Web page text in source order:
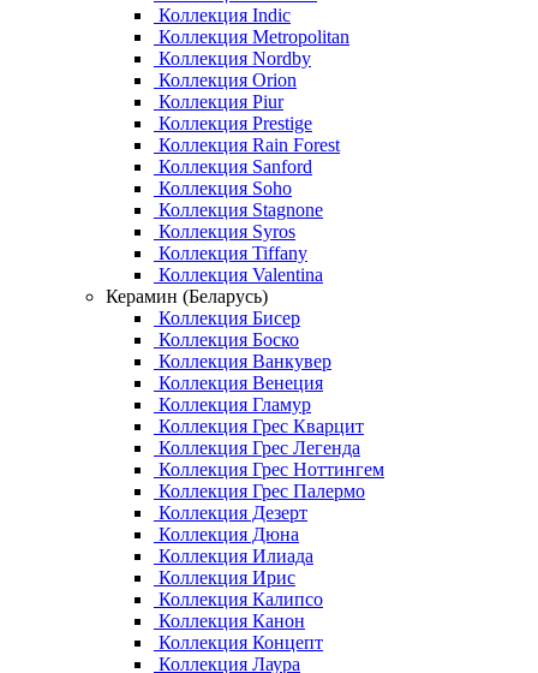
Коллекция Indic
Коллекция Metropolitan
Коллекция Nordby
Коллекция Orion
Коллекция Piur
Коллекция Prestige
Коллекция Rain Forest
Коллекция Sanford
Коллекция Soho
Коллекция Stagnone
Коллекция Syros
Коллекция Tiffany
Коллекция Valentina
Керамин (Беларусь)
Коллекция Бисер
Коллекция Боско
Коллекция Ванкувер
Коллекция Венеция
Коллекция Гламур
Коллекция Грес Кварцит
Коллекция Грес Легенда
Коллекция Грес Ноттингем
Коллекция Грес Палермо
Коллекция Дезерт
Коллекция Дюна
Коллекция Илиада
Коллекция Ирис
Коллекция Калипсо
Коллекция Канон
Коллекция Концепт
Коллекция Лаура